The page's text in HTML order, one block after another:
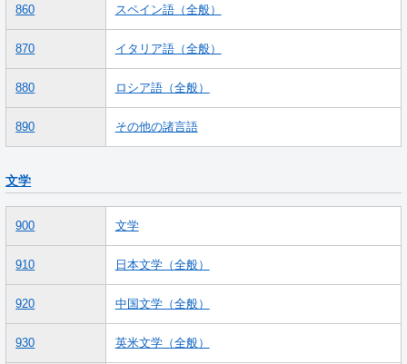
860 スペイン語（全般）
870 イタリア語（全般）
880 ロシア語（全般）
890 その他の諸言語
文学
900 文学
910 日本文学（全般）
920 中国文学（全般）
930 英米文学（全般）